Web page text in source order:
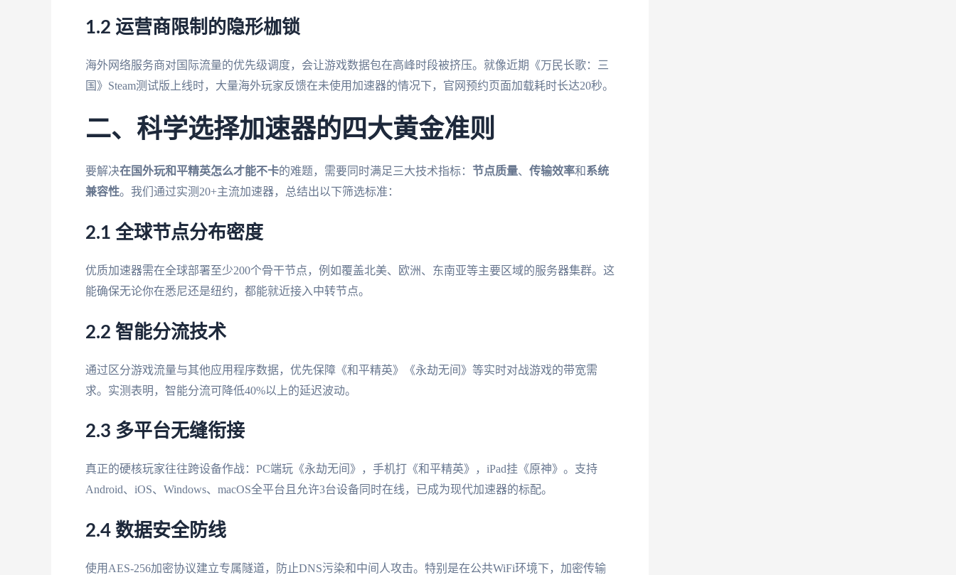
1.2 运营商限制的隐形枷锁
海外网络服务商对国际流量的优先级调度，会让游戏数据包在高峰时段被挤压。就像近期《万民长歌：三
国》Steam测试版上线时，大量海外玩家反馈在未使用加速器的情况下，官网预约页面加载耗时长达20秒。
二、科学选择加速器的四大黄金准则
要解决在国外玩和平精英怎么才能不卡的难题，需要同时满足三大技术指标： 节点质量、 传输效率和系统
兼容性。我们通过实测20+主流加速器，总结出以下筛选标准：
2.1 全球节点分布密度
优质加速器需在全球部署至少200个骨干节点，例如覆盖北美、欧洲、东南亚等主要区域的服务器集群。这
能确保无论你在悉尼还是纽约，都能就近接入中转节点。
2.2 智能分流技术
通过区分游戏流量与其他应用程序数据，优先保障《和平精英》《永劫无间》等实时对战游戏的带宽需
求。实测表明，智能分流可降低40%以上的延迟波动。
2.3 多平台无缝衔接
真正的硬核玩家往往跨设备作战：PC端玩《永劫无间》，手机打《和平精英》，iPad挂《原神》。支持
Android、iOS、Windows、macOS全平台且允许3台设备同时在线，已成为现代加速器的标配。
2.4 数据安全防线
使用AES-256加密协议建立专属隧道，防止DNS污染和中间人攻击。特别是在公共WiFi环境下，加密传输